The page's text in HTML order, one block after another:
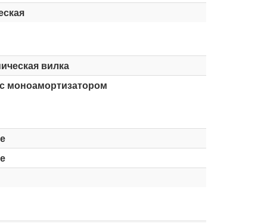
вилка
моноамортизатором